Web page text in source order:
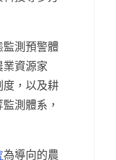
測預警體
資源家
度，以及耕
測體系，
為導向的農